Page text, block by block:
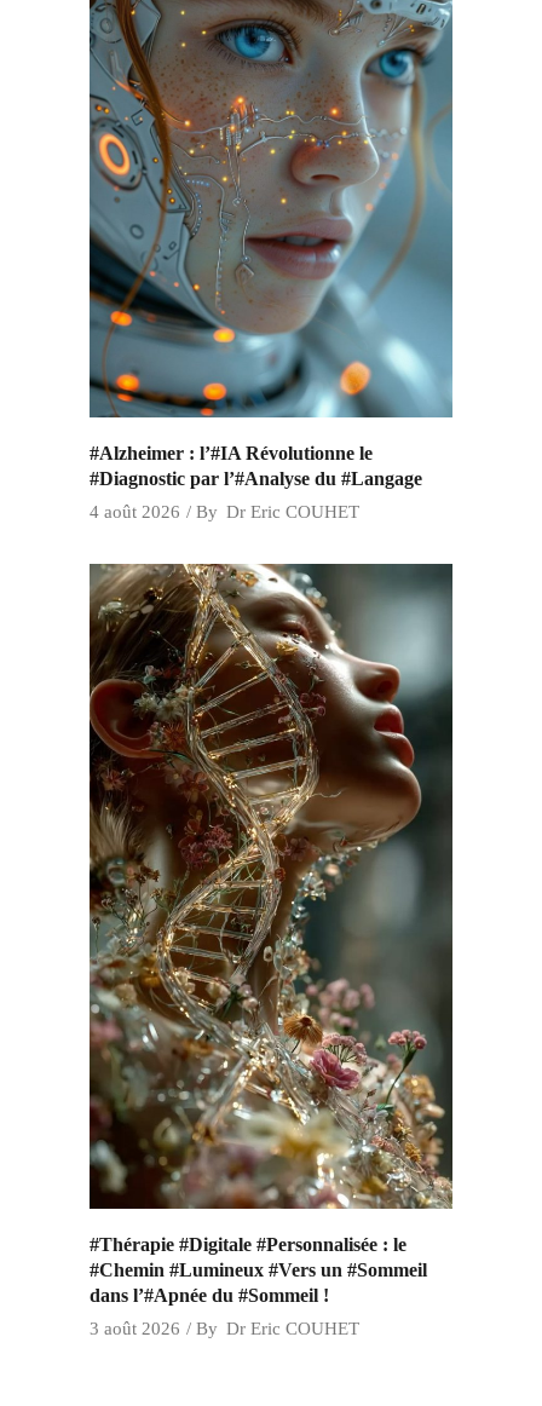
#Alzheimer : l’#IA Révolutionne le
#Diagnostic par l’#Analyse du #Langage
4 août 2026 By Dr Eric COUHET
#Thérapie #Digitale #Personnalisée : le
#Chemin #Lumineux #Vers un #Sommeil
dans l’#Apnée du #Sommeil !
3 août 2026 By Dr Eric COUHET